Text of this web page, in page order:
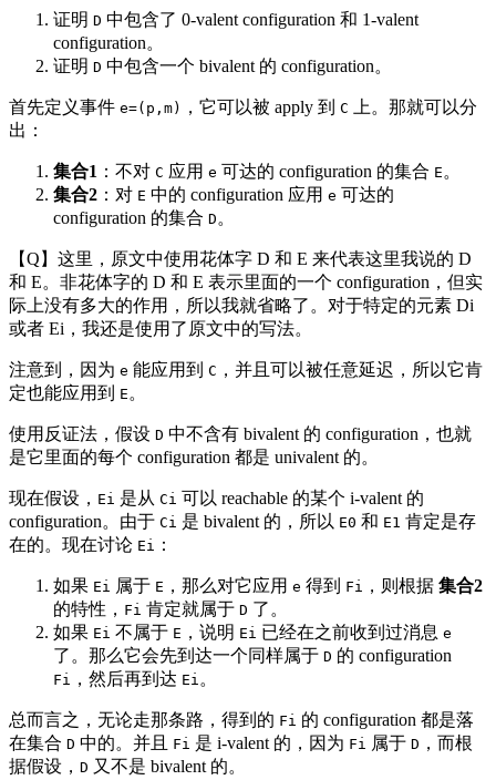
证明 D 中包含了 0-valent configuration 和 1-valent
configuration。
证明 D 中包含一个 bivalent 的 configuration。
首先定义事件 e=(p,m) ，它可以被 apply 到 C
上。那就可以分
出：
集合1 ：不对 C 应用 e 可达的 configuration 的集合 E 。
集合2 ：对 E 中的 configuration 应用 e 可达的
configuration 的集合 D 。
【Q】这里，原文中使用花体字 D 和 E 来代表这里我说的 D
和 E。非花体字的 D 和 E 表示里面的一个 configuration，但实
际上没有多大的作用，所以我就省略了。对于特定的元素 Di
或者 Ei，我还是使用了原文中的写法。
注意到，因为 e 能应用到 C ，并且可以被任意延迟，所以它肯
定也能应用到 E 。
使用反证法，假设 D 中不含有 bivalent 的 configuration，也就
是它里面的每个 configuration 都是 univalent 的。
现在假设， Ei 是从 Ci 可以 reachable 的某个 i-valent 的
configuration。由于 Ci 是 bivalent 的，所以 E0 和 E1 肯定是存
在的。现在讨论 Ei ：
如果 Ei 属于 E ，那么对它应用 e 得到 Fi ，则根据 集合2
的特性， Fi 肯定就属于 D 了。
如果 Ei 不属于 E ，说明 Ei 已经在之前收到过消息 e
了。那么它会先到达一个同样属于 D 的 configuration
Fi ，然后再到达 Ei 。
总而言之，无论走那条路，得到的 Fi 的 configuration 都是落
在集合 D 中的。并且 Fi 是 i-valent 的，因为 Fi 属于 D ，而根
据假设， D 又不是 bivalent 的。